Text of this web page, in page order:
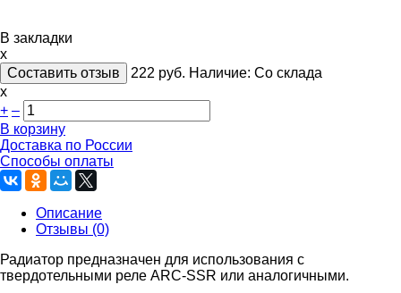
В закладки
x
Составить отзыв
222 руб. Наличие: Со склада
х
+ –
В корзину
Доставка по России
Способы оплаты
Описание
Отзывы (0)
Радиатор предназначен для использования с
твердотельными реле ARC-SSR или аналогичными.